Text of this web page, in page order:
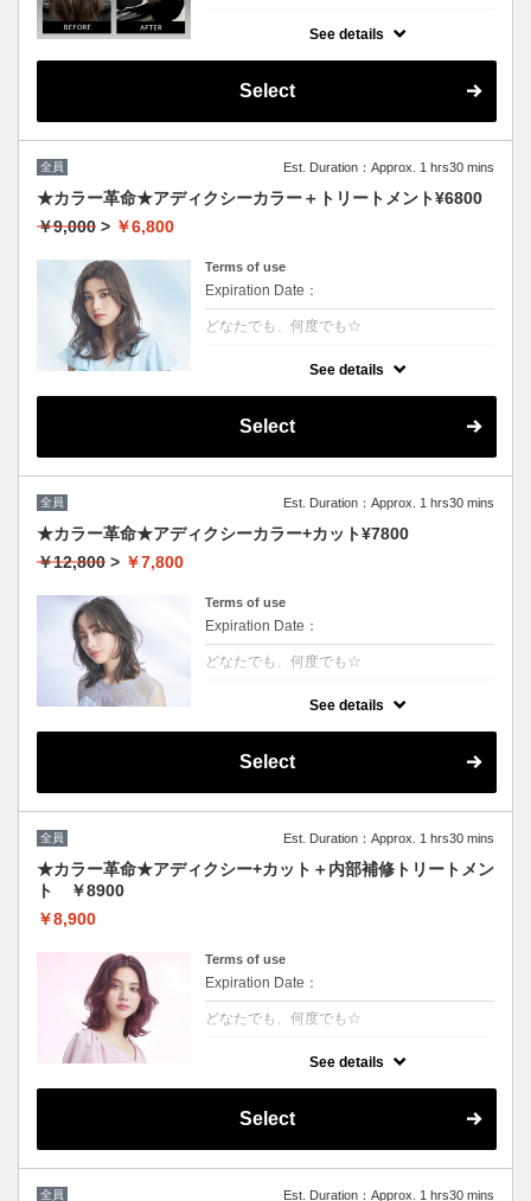
ートメント！高濃度水素で抗酸化を促し水分
量を底上げします◎カラーとの相性が抜群
で、今まで見た事が無いような艶が出ます。
See details
Select
全員 Est. Duration：Approx. 1 hrs30 mins
★カラー革命★アディクシーカラー＋トリートメント¥6800
￥9,000 > ￥6,800
Terms of use
Expiration Date：
どなたでも、何度でも☆
「ツヤ」「手触り」が格段にＵＰ！ダメージ
が1/5のため、綺麗な色味で毎回染められま
す。/ロング料金無/コテ巻無料/当日予約OK
りだけのカットの場合（＋1000円）
See details
Select
全員 Est. Duration：Approx. 1 hrs30 mins
★カラー革命★アディクシーカラー+カット¥7800
￥12,800 > ￥7,800
Terms of use
Expiration Date：
どなたでも、何度でも☆
「ツヤ」「手触り」が格段にＵＰ！ダメージ
が1/5のため、綺麗な色味で毎回染められま
★ロング料金無
★シャンプー・ブロー込
See details
Select
全員 Est. Duration：Approx. 1 hrs30 mins
★カラー革命★アディクシー+カット＋内部補修トリートメン
ト ￥8900
￥8,900
Terms of use
Expiration Date：
どなたでも、何度でも☆
さ」「透明感」「ツヤ」「手触り」が格段に
UP！ダメージが1/5のため、綺麗な色味を毎
回染められます。 パサつきを抑えまとまりの
See details
Select
全員 Est. Duration：Approx. 1 hrs30 mins